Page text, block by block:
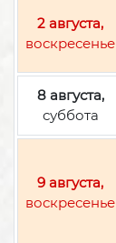
2 августа,
воскресенье
8 августа,
суббота
9 августа,
воскресенье